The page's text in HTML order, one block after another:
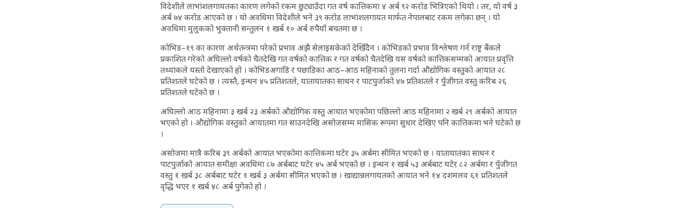
विदेशीले लाभांशलगायतका कारण लगेको रकम छुट्याउँदा गत वर्ष कात्तिकमा ४ अर्ब ९२ करोड भित्रिएको थियो । तर, यो वर्ष ३
अर्ब ७४ करोड आएको छ । यो अवधिमा विदेशीले भने ३९ करोड लाभांशलगायत मार्फत नेपालबाट रकम लगेका छन् । यो
अवधिमा मुलुकको भुक्तानी सन्तुलन १ खर्ब १० अर्ब रुपैयाँ बचतमा छ ।
कोभिड–१९ का कारण अर्थतन्त्रमा परेको प्रभाव अझै सेलाइसकेको देखिँदैन । कोभिडको प्रभाव विश्लेषण गर्न राष्ट्र बैंकले
प्रकाशित गरेको अघिल्लो वर्षको चैतदेखि गत वर्षको कात्तिक र गत वर्षको चैतदेखि यस वर्षको कात्तिकसम्मको आयात प्रवृत्ति
तथ्यांकले यस्तो देखाएको हो । कोभिडअगाडि र पछाडिका आठ–आठ महिनाको तुलना गर्दा औद्योगिक वस्तुको आयात २८
प्रतिशतले घटेको छ । त्यस्तै, इन्धन ४५ प्रतिशतले, यातायातका साधन र पाटपुर्जाको ४७ प्रतिशतले र पुँजीगत वस्तु करिब २६
प्रतिशतले घटेको छ ।
अघिल्लो आठ महिनामा ३ खर्ब २३ अर्बको औद्योगिक वस्तु आयात भएकोमा पछिल्लो आठ महिनामा २ खर्ब २९ अर्बको आयात
भएको हो । औद्योगिक वस्तुको आयातमा गत साउनदेखि असोजसम्म मासिक रूपमा सुधार देखिए पनि कात्तिकमा भने घटेको छ
।
असोजमा मात्रै करिब ३९ अर्बको आयात भएकोमा कात्तिकमा घटेर ३५ अर्बमा सीमित भएको छ । यातायातका साधन र
पाटपुर्जाको आयात समीक्षा अवधिमा ८७ अर्बबाट घटेर ४५ अर्ब भएको छ । इन्धन १ खर्ब ५३ अर्बबाट घटेर ८२ अर्बमा र पुँजीगत
वस्तु १ खर्ब ३८ अर्बबाट घटेर १ खर्ब ३ अर्बमा सीमित भएको छ । खाद्यान्नलगायतको आयात भने १४ दशमलव ६१ प्रतिशतले
वृद्धि भएर १ खर्ब ४८ अर्ब पुगेको हो ।